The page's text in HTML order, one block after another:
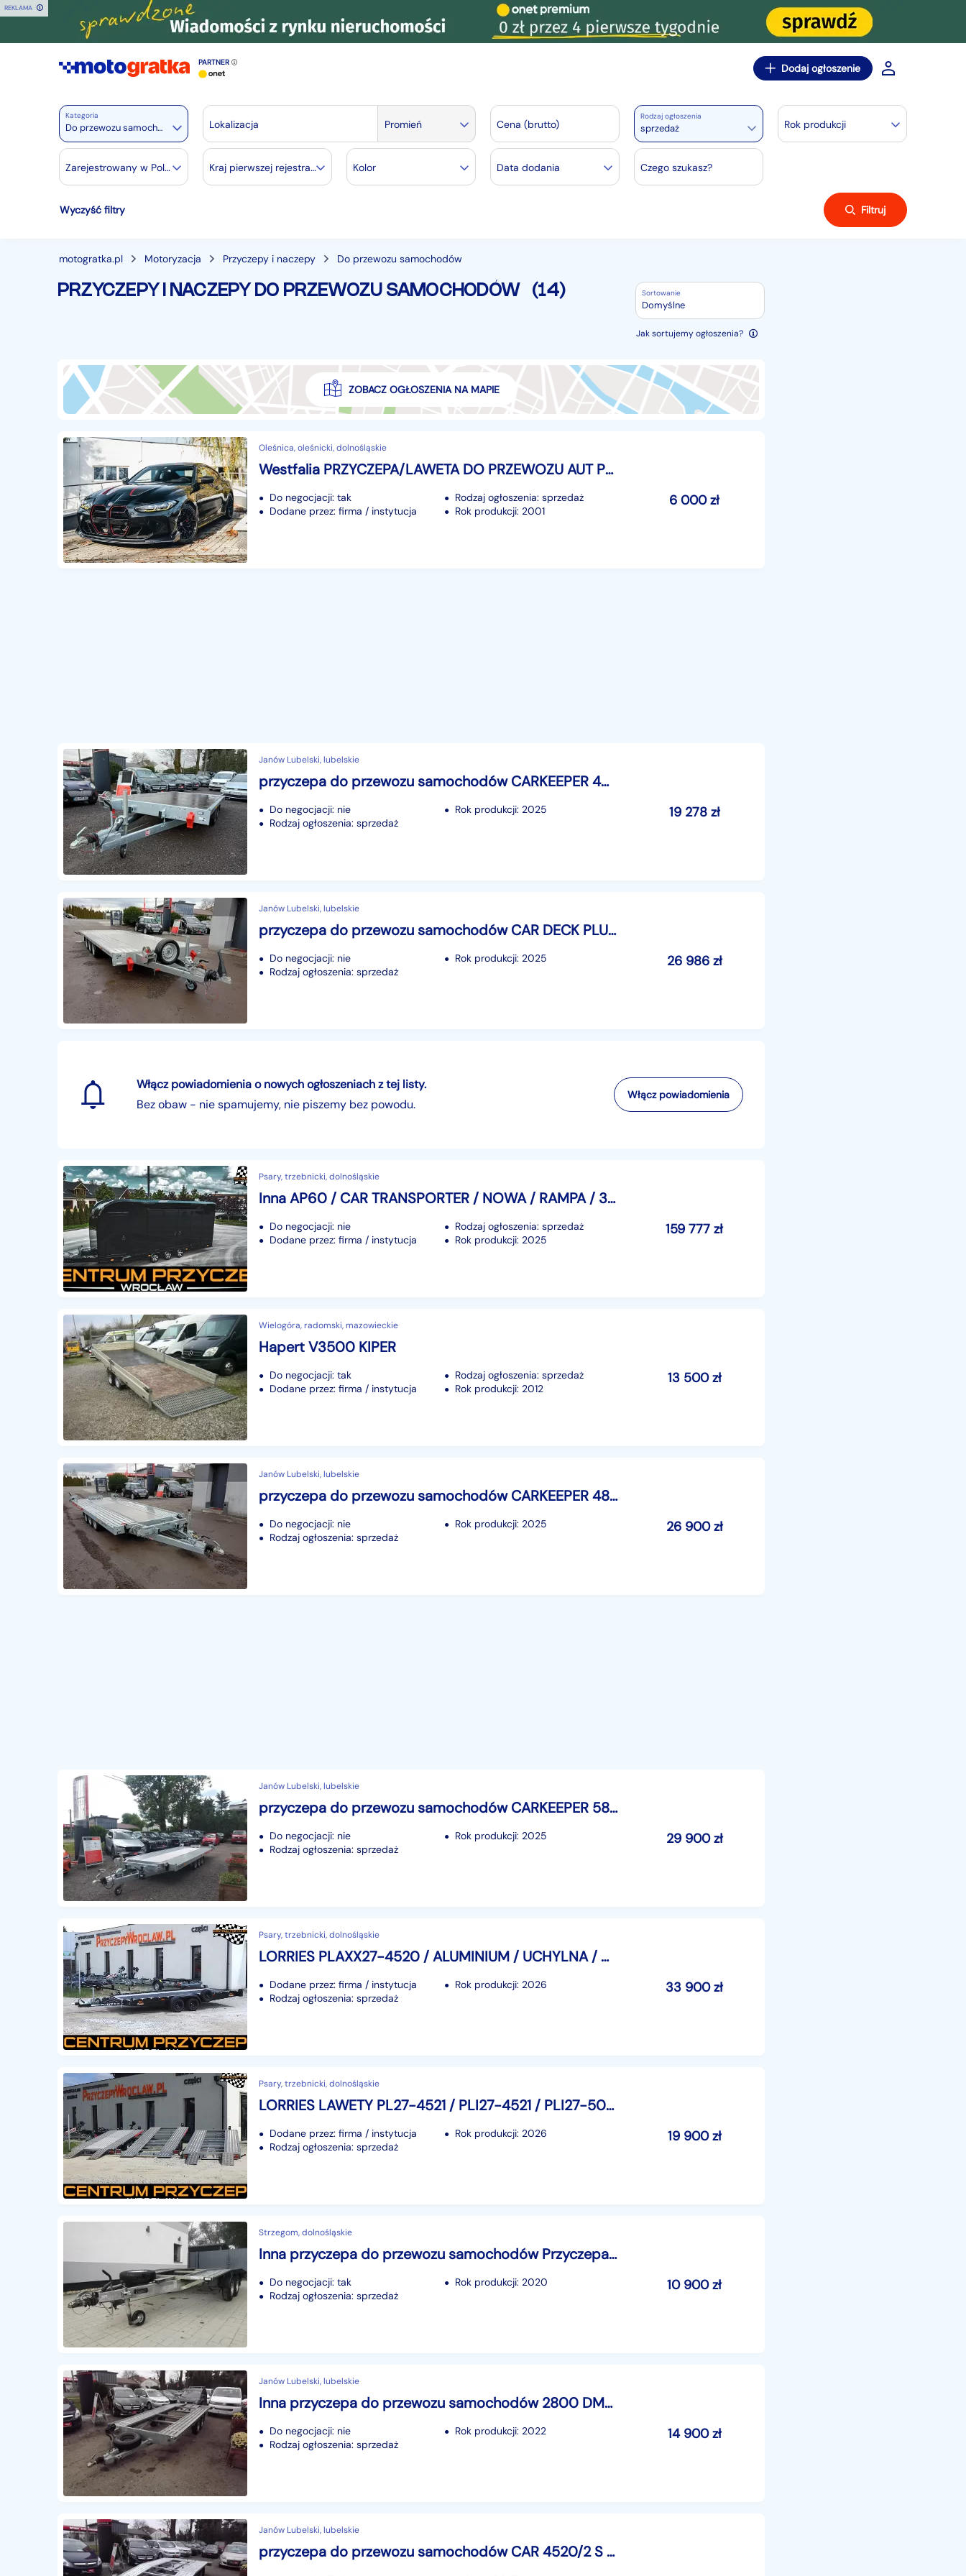
REKLAMA
PARTNER Dodaj ogłoszenie
Kategoria
Do przewozu samochodów
Motoryzacja
Osobowe
Dostawcze 3539
Autobusy
Części samochodowe 14649
Części motocyklowe 1
Pojazdy specjalistyczne
Pozostałe 1066
Lokalizacja Promień Cena (brutto)
Rodzaj ogłoszenia
sprzedaż Rok produkcji
Zarejestrowany w Polsce Kraj pierwszej rejestracji Kolor Data dodania Czego szukasz?
Wyczyść filtry Filtruj
motogratka.pl Motoryzacja Przyczepy i naczepy Do przewozu samochodów
PRZYCZEPY I NACZEPY DO PRZEWOZU SAMOCHODÓW (14) Sortowanie
Domyślne
Jak sortujemy ogłoszenia?
ZOBACZ OGŁOSZENIA NA MAPIE
Oleśnica, oleśnicki, dolnośląskie
Westfalia PRZYCZEPA/LAWETA DO PRZEWOZU AUT PKW ŁADOWNOŚĆ 2000KG DMC 2600KG DŁ4,5M
Do negocjacji: tak
Dodane przez: firma / instytucja
Rodzaj ogłoszenia: sprzedaż
Rok produkcji: 2001
6 000zł
Janów Lubelski, lubelskie
przyczepa do przewozu samochodów CARKEEPER 4021/2 S 1400 DMC TEMARED CARKEEPER 4021/2 1.4 DMC CARKEEPER 4021/2 S 1400 DMC
Do negocjacji: nie
Rodzaj ogłoszenia: sprzedaż
Rok produkcji: 2025 19 278zł
Janów Lubelski, lubelskie
przyczepa do przewozu samochodów CAR DECK PLUS 6021/3 S 2800 DMC TEMARED Car Deck Plus 6021/3 S 2800dmc CAR DECK PLUS 6021/3 S 2800 DMC
Do negocjacji: nie
Rodzaj ogłoszenia: sprzedaż
Rok produkcji: 2025 26 986zł
Włącz powiadomienia o nowych ogłoszeniach z tej listy.
Bez obaw - nie spamujemy, nie piszemy bez powodu.
Włącz powiadomienia
Psary, trzebnicki, dolnośląskie
Inna AP60 / CAR TRANSPORTER / NOWA / RAMPA / 3 OSIOWA / DMC: 3500 KG
Do negocjacji: nie
Dodane przez: firma / instytucja
Rodzaj ogłoszenia: sprzedaż
Rok produkcji: 2025
159 777 zł
Wielogóra, radomski, mazowieckie
Hapert V3500 KIPER
Do negocjacji: tak
Dodane przez: firma / instytucja
Rodzaj ogłoszenia: sprzedaż
Rok produkcji: 2012
13 500zł
Janów Lubelski, lubelskie
przyczepa do przewozu samochodów CARKEEPER 4820/3 2800 DMC TEMARED CARKEEPER 4820/3 2,8T CARKEEPER 4820/3 2800 DMC
Do negocjacji: nie
Rodzaj ogłoszenia: sprzedaż
Rok produkcji: 2025 26 900zł
Janów Lubelski, lubelskie
przyczepa do przewozu samochodów CARKEEPER 5820/3 3500 DMC TEMARED CARKEEPER 5820/3 3.5T CARKEEPER 5820/3 3500 DMC
Do negocjacji: nie
Rodzaj ogłoszenia: sprzedaż
Rok produkcji: 2025 29 900zł
Psary, trzebnicki, dolnośląskie
LORRIES PLAXX27-4520 / ALUMINIUM / UCHYLNA / NAJAZDY / LED / DMC: 2700 KG
Dodane przez: firma / instytucja
Rodzaj ogłoszenia: sprzedaż
Rok produkcji: 2026 33 900zł
Psary, trzebnicki, dolnośląskie
LORRIES LAWETY PL27-4521 / PLI27-4521 / PLI27-5021 / PLI30-5021 / NOWE / UCHYLNE
Dodane przez: firma / instytucja
Rodzaj ogłoszenia: sprzedaż
Rok produkcji: 2026 19 900zł
Strzegom, dolnośląskie
Inna przyczepa do przewozu samochodów Przyczepa Laweta Głowacz ładowność 2100kg Do przewozu samochodów osobowych Przyczepa Laweta Głowacz ...
Do negocjacji: tak
Rodzaj ogłoszenia: sprzedaż
Rok produkcji: 2020 10 900zł
Janów Lubelski, lubelskie
Inna przyczepa do przewozu samochodów 2800 DMC 2800 DMC 637 przyczepa do przewozu samochodów Rydwan 2800 DMC
Do negocjacji: nie
Rodzaj ogłoszenia: sprzedaż
Rok produkcji: 2022 14 900zł
Janów Lubelski, lubelskie
przyczepa do przewozu samochodów CAR 4520/2 S 2700 DMC TEMARED CAR 4520/2 S 2700 DMC przyczepa do przewozu samochodów TEMARED CAR ...